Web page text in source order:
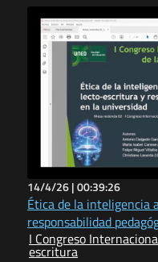
14/4/26 |00:39:26
Ética de la
responsabilidad
I Congreso
escritura